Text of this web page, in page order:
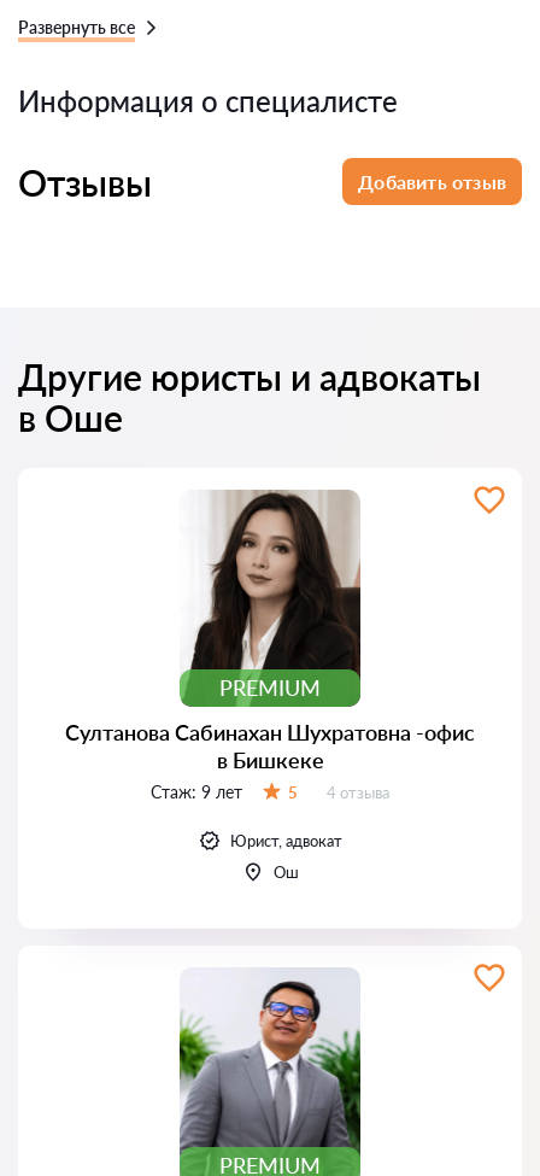
Развернуть все
Информация о специалисте
Отзывы Добавить отзыв
Другие юристы и адвокаты
в Оше
PREMIUM
Султанова Сабинахан Шухратовна -офис
в Бишкеке
Стаж: 9 лет 5 Отзывов:
4 отзыва
Юрист, адвокат
Ош
PREMIUM